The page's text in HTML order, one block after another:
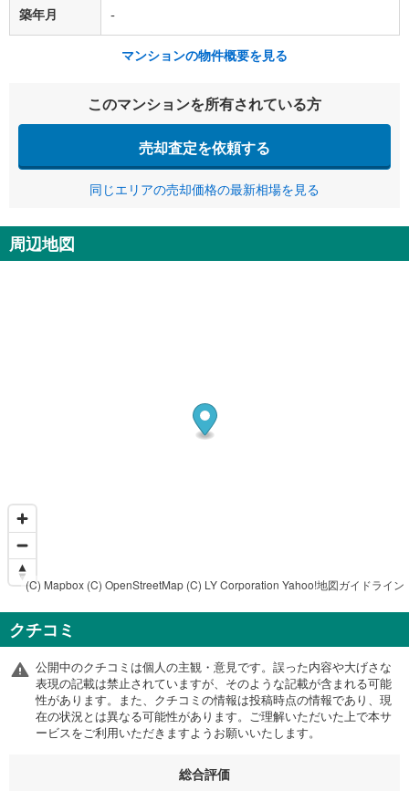
築年月 -
マンションの物件概要を見る
このマンションを所有されている方
売却査定を依頼する
同じエリアの売却価格の最新相場を見る
周辺地図
(C) Mapbox (C) OpenStreetMap (C) LY Corporation Yahoo!地図ガイドライン
クチコミ
公開中のクチコミは個人の主観・意見です。誤った内容や大げさな
表現の記載は禁止されていますが、そのような記載が含まれる可能
性があります。また、クチコミの情報は投稿時点の情報であり、現
在の状況とは異なる可能性があります。ご理解いただいた上で本サ
ービスをご利用いただきますようお願いいたします。
総合評価